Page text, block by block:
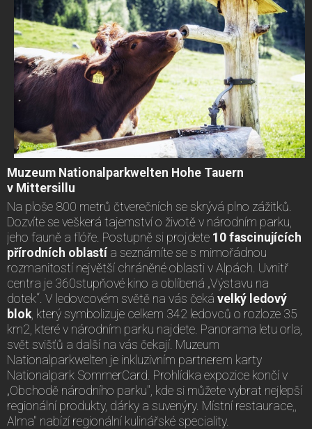
Muzeum Nationalparkwelten Hohe Tauern
v Mittersillu
Na ploše 800 metrů čtverečních se skrývá plno zážitků.
Dozvíte se veškerá tajemství o životě v národním parku,
jeho fauně a flóře. Postupně si projdete 10 fascinujících
přírodních oblastí a seznámíte se s mimořádnou
rozmanitostí největší chráněné oblasti v Alpách. Uvnitř
centra je 360stupňové kino a oblíbená „Výstavu na
dotek“. V ledovcovém světě na vás čeká velký ledový
blok , který symbolizuje celkem 342 ledovců o rozloze 35
km2, které v národním parku najdete. Panorama letu orla,
svět svišťů a další na vás čekají. Muzeum
Nationalparkwelten je inkluzivním partnerem karty
Nationalpark SommerCard. Prohlídka expozice končí v
„Obchodě národního parku", kde si můžete vybrat nejlepší
regionální produkty, dárky a suvenýry. Místní restaurace,,
Alma" nabízí regionální kulinářské speciality.